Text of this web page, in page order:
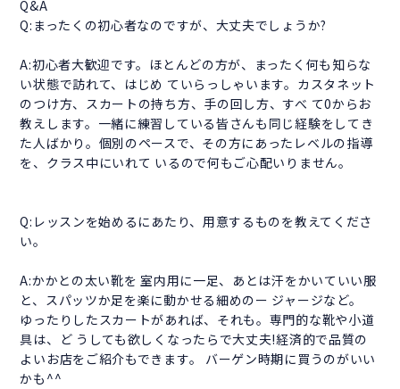
Q&A
Q:まったくの初心者なのですが、大丈夫でしょうか?
A:初心者大歓迎です。ほとんどの方が、まったく何も知らな
い状態で訪れて、はじめ ていらっしゃいます。カスタネット
のつけ方、スカートの持ち方、手の回し方、すべ て0からお
教えします。一緒に練習している皆さんも同じ経験をしてき
た人ばかり。個別のペースで、その方にあったレベルの指導
を、クラス中にいれて いるので何もご心配いりません。
Q:レッスンを始めるにあたり、用意するものを教えてくださ
い。
A:かかとの太い靴を 室内用に一足、あとは汗をかいていい服
と、スパッツか足を楽に動かせる細めのー ジャージなど。
ゆったりしたスカートがあれば、それも。専門的な靴や小道
具は、ど うしても欲しくなったらで大丈夫!経済的で品質の
よいお店をご紹介もできます。 バーゲン時期に買うのがいい
かも^^